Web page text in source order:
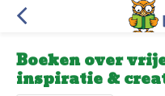
Boeken over
inspiratie &